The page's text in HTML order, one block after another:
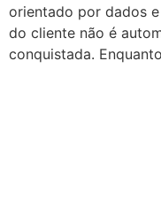
orientado por dados
do cliente não é
conquistada.